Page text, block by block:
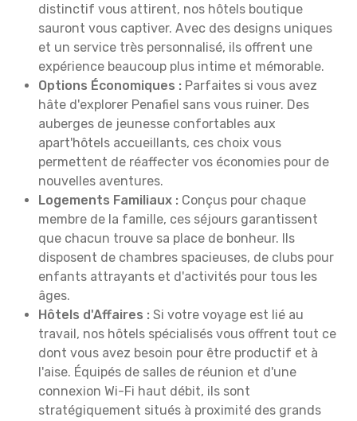
distinctif vous attirent, nos hôtels boutique
sauront vous captiver. Avec des designs uniques
et un service très personnalisé, ils offrent une
expérience beaucoup plus intime et mémorable.
Options Économiques : Parfaites si vous avez
hâte d'explorer Penafiel sans vous ruiner. Des
auberges de jeunesse confortables aux
apart'hôtels accueillants, ces choix vous
permettent de réaffecter vos économies pour de
nouvelles aventures.
Logements Familiaux : Conçus pour chaque
membre de la famille, ces séjours garantissent
que chacun trouve sa place de bonheur. Ils
disposent de chambres spacieuses, de clubs pour
enfants attrayants et d'activités pour tous les
âges.
Hôtels d'Affaires : Si votre voyage est lié au
travail, nos hôtels spécialisés vous offrent tout ce
dont vous avez besoin pour être productif et à
l'aise. Équipés de salles de réunion et d'une
connexion Wi-Fi haut débit, ils sont
stratégiquement situés à proximité des grands